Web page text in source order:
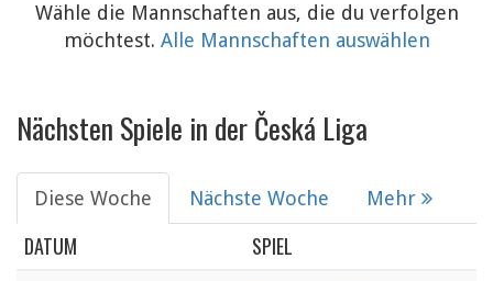
Wähle die Mannschaften aus, die du verfolgen
möchtest. Alle Mannschaften auswählen
Nächsten Spiele in der Česká Liga
Diese Woche Nächste Woche Mehr
DATUM SPIEL